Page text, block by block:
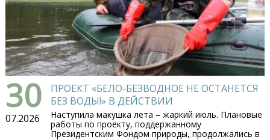
30
07.2026
ПРОЕКТ «БЕЛО-БЕЗВОДНОЕ НЕ ОСТАНЕТСЯ
БЕЗ ВОДЫ!» В ДЕЙСТВИИ
Наступила макушка лета – жаркий июль. Плановые
работы по проекту, поддержанному
Президентским Фондом природы, продолжались в